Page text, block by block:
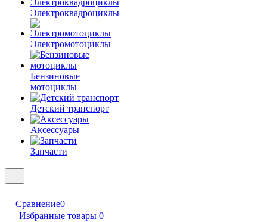
Электроквадроциклы
Электромотоциклы
Бензиновые
мотоциклы
Детский транспорт
Аксессуары
Запчасти
Сравнение0
Избранные товары 0